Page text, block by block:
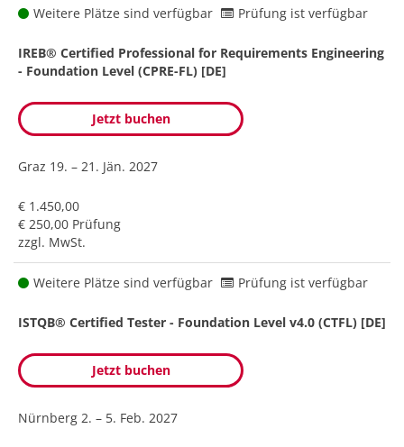
Weitere Plätze sind verfügbar Prüfung ist verfügbar
IREB® Certified Professional for Requirements Engineering
- Foundation Level (CPRE-FL) [DE]
Jetzt buchen
Graz 19. – 21. Jän. 2027
€ 1.450,00
€ 250,00 Prüfung
zzgl. MwSt.
Weitere Plätze sind verfügbar Prüfung ist verfügbar
ISTQB® Certified Tester - Foundation Level v4.0 (CTFL) [DE]
Jetzt buchen
Nürnberg 2. – 5. Feb. 2027